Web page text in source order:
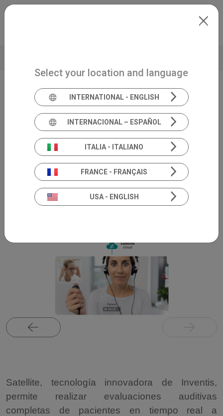
Skip to main content
Solución de teleaudiología
Satellite
Satellite, tecnología innovadora de Inventis,
permite realizar evaluaciones auditivas
completas de pacientes en tiempo real a
Select your location and language
INTERNATIONAL - ENGLISH
INTERNACIONAL – ESPAÑOL
ITALIA - ITALIANO
FRANCE - FRANÇAIS
USA - ENGLISH